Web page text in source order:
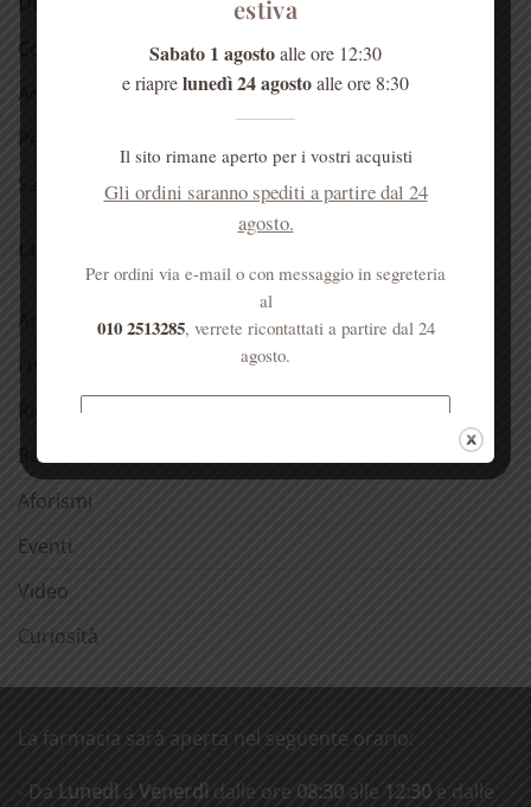
Cosmetici alla rosa
Acqua di Sant’Anna
Salute dell’anima
Antica spezieria
Bellezza
Aforismi
Eventi
Video
Curiosità
La farmacia sarà aperta nel seguente orario:
- Da Lunedì a Venerdì dalle ore 08:30 alle 12:30 e dalle
estiva
Sabato 1 agostoalle ore 12:30
e riaprelunedì 24 agostoalle ore 8:30
Il sito rimane aperto per i vostri acquisti
Gli ordini saranno spediti a partire dal 24
agosto.
Per ordini via e-mail o con messaggio in segreteria
al
010 2513285, verrete ricontattati a partire dal 24
agosto.
superiori a € 50